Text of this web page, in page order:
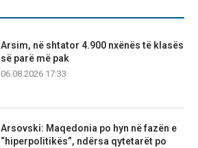
Arsim, në shtator 4.900 nxënës të klasës
së parë më pak
06.08.2026 17:33
Arsovski: Maqedonia po hyn në fazën e
“hiperpolitikës”, ndërsa qytetarët po